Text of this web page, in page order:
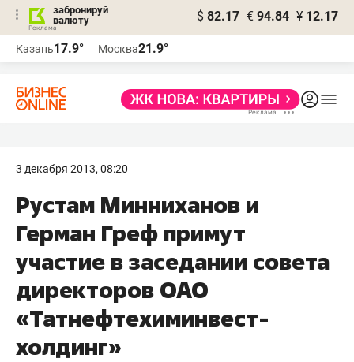
забронируй
валюту
$ 82.17 € 94.84 ¥ 12.17
Казань17.9° Москва21.9°
3 декабря 2013, 08:20
Рустам Минниханов и
Герман Греф примут
участие в заседании совета
директоров ОАО
«Татнефтехиминвест-
холдинг»